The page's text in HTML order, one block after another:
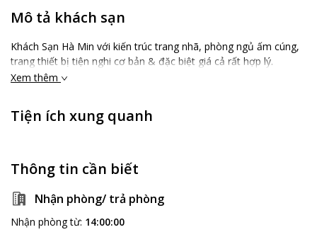
Mô tả khách sạn
Khách Sạn Hà Min với kiến trúc trang nhã, phòng ngủ ấm cúng,
trang thiết bị tiện nghi cơ bản & đặc biệt giá cả rất hợp lý.
Xem thêm
Tiện ích xung quanh
Thông tin cần biết
Nhận phòng/ trả phòng
Nhận phòng từ: 14:00:00